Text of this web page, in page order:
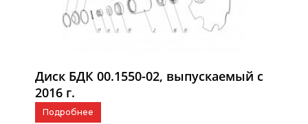
Диск БДК 00.1550-02, выпускаемый с
2016 г.
Подробнее